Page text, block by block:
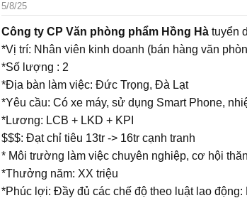
ử
5/8/25
Công ty CP Văn phòng phẩm Hồng Hà tuyển
*Vị trí: Nhân viên kinh doanh (bán hàng văn
*Số lượng : 2
*Địa bàn làm việc: Đức Trọng, Đà Lạt
*Yêu cầu: Có xe máy, sử dụng Smart Phone,
*Lương: LCB + LKD + KPI
$$$: Đạt chỉ tiêu 13tr -> 16tr cạnh tranh
* Môi trường làm việc chuyên nghiệp, cơ hội
*Thưởng năm: XX triệu
*Phúc lợi: Đầy đủ các chế độ theo luật lao động: